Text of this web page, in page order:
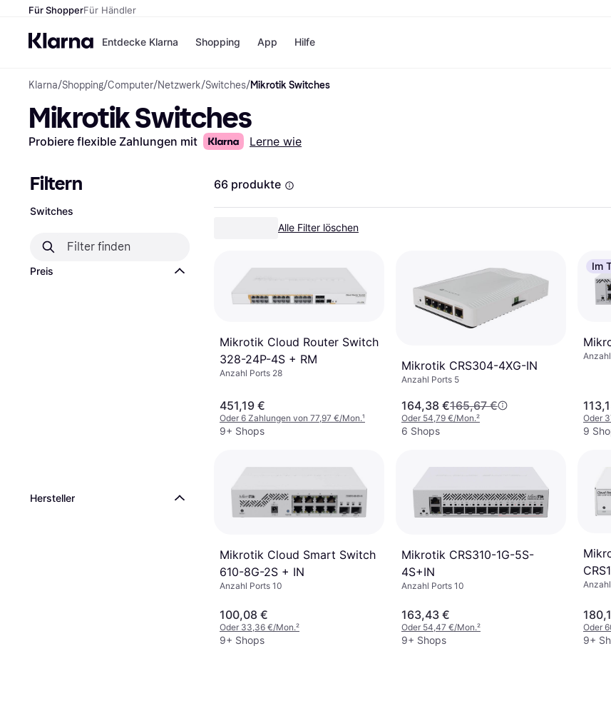
Für ShopperFür Händler
Entdecke Klarna
Zahlungsmethoden
Zahlungsmethoden
Sofort bezahlen
Bezahle in 3
Teilzahlungen
Tagen
Ratenzahlung
Shopping und Cashback
Shopping
Shops
Temu
Samsung
Alle Shops
Computer
Renovierung & Bau
Bücher, Filme & Musik
App Hilfe
Klarna/Shopping/Computer/Netzwerk/Switches/Mikrotik Switches
Mikrotik Switches
Probiere flexible Zahlungen mit Lerne wie
Filtern
Switches
Preis
Hersteller
66 produkte
Alle Filter löschen
Mikrotik Cloud Router Switch
328-24P-4S + RM
Anzahl Ports 28
451,19 €
Oder 6 Zahlungen von 77,97 €/Mon.¹
9+ Shops
Mikrotik CRS304-4XG-IN
Anzahl Ports 5
164,38 €165,67 €
Oder 54,79 €/Mon.²
6 Shops
Im
Oder
9
Mikrotik Cloud Smart Switch
610-8G-2S + IN
Anzahl Ports 10
100,08 €
Oder 33,36 €/Mon.²
9+ Shops
Mikrotik CRS310-1G-5S-
4S+IN
Anzahl Ports 10
163,43 €
Oder 54,47 €/Mon.²
9+ Shops
Oder
9+